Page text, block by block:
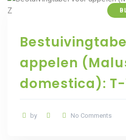
appelen
domestica):
by No Comments